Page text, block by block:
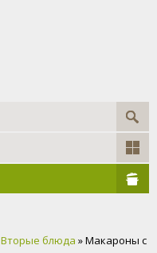
Вторые блюда » Макароны с